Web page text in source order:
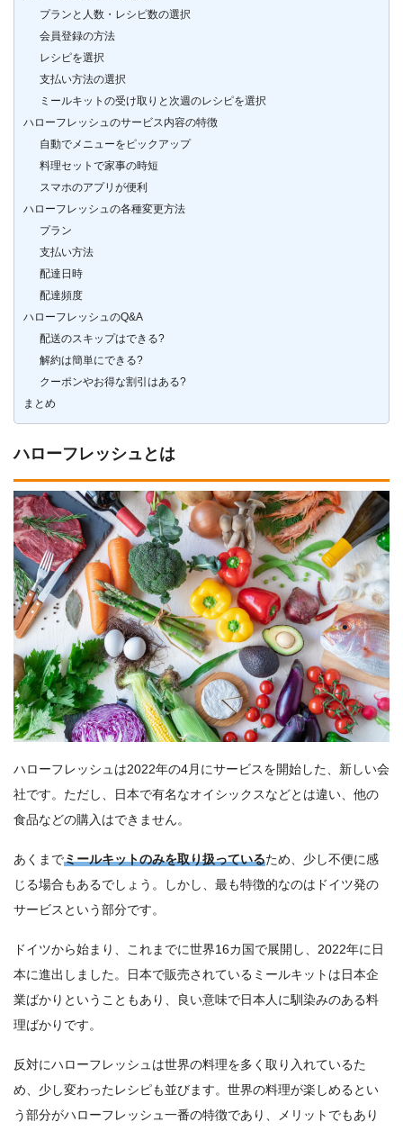
プランと人数・レシピ数の選択
会員登録の方法
レシピを選択
支払い方法の選択
ミールキットの受け取りと次週のレシピを選択
ハローフレッシュのサービス内容の特徴
自動でメニューをピックアップ
料理セットで家事の時短
スマホのアプリが便利
ハローフレッシュの各種変更方法
プラン
支払い方法
配達日時
配達頻度
ハローフレッシュのQ&A
配送のスキップはできる?
解約は簡単にできる?
クーポンやお得な割引はある?
まとめ
ハローフレッシュとは
ハローフレッシュは2022年の4月にサービスを開始した、新しい会
社です。ただし、日本で有名なオイシックスなどとは違い、他の
食品などの購入はできません。
あくまでミールキットのみを取り扱っているため、少し不便に感
じる場合もあるでしょう。しかし、最も特徴的なのはドイツ発の
サービスという部分です。
ドイツから始まり、これまでに世界16カ国で展開し、2022年に日
本に進出しました。日本で販売されているミールキットは日本企
業ばかりということもあり、良い意味で日本人に馴染みのある料
理ばかりです。
反対にハローフレッシュは世界の料理を多く取り入れているた
め、少し変わったレシピも並びます。 世界の料理が楽しめるとい
う部分がハローフレッシュ一番の特徴であり、メリットでもあり